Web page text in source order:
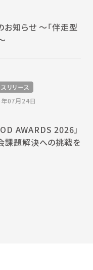
知らせ 〜「伴走型
リリース
07月24日
AWARDS 2026」
題解決への挑戦を